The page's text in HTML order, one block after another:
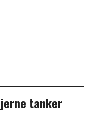
tanker